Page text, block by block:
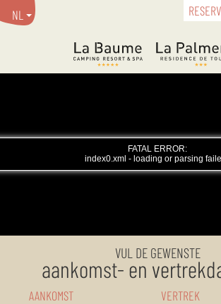
NL
VUL DE GEWENSTE
aankomst- en
AANKOMST VERTREK